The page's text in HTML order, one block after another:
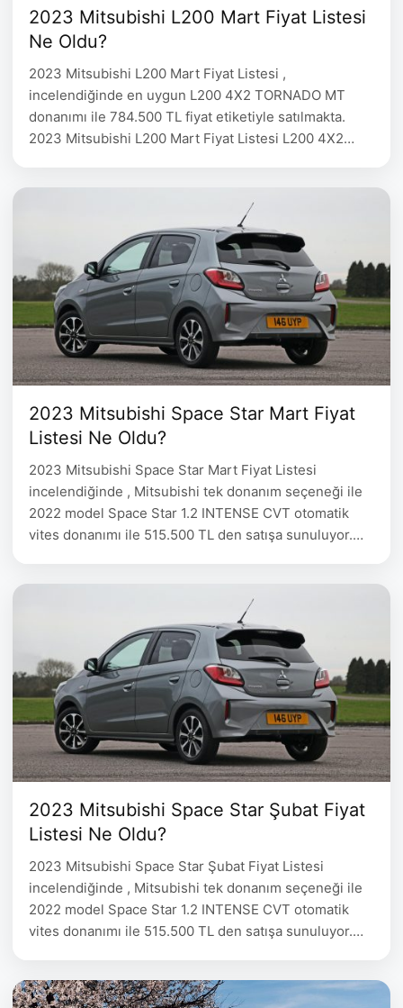
2023 Mitsubishi L200 Mart Fiyat Listesi
Ne Oldu?
2023 Mitsubishi L200 Mart Fiyat Listesi ,
incelendiğinde en uygun L200 4X2 TORNADO MT
donanımı ile 784.500 TL fiyat etiketiyle satılmakta.
2023 Mitsubishi L200 Mart Fiyat Listesi L200 4X2
2023 Mitsubishi Space Star Mart Fiyat
Listesi Ne Oldu?
2023 Mitsubishi Space Star Mart Fiyat Listesi
incelendiğinde , Mitsubishi tek donanım seçeneği ile
2022 model Space Star 1.2 INTENSE CVT otomatik
vites donanımı ile 515.500 TL den satışa sunuluyor.
Pack Donanımda Neler Var? (*) Ön Izgara (Kırmızı
2023 Mitsubishi Space Star Şubat Fiyat
Listesi Ne Oldu?
2023 Mitsubishi Space Star Şubat Fiyat Listesi
incelendiğinde , Mitsubishi tek donanım seçeneği ile
2022 model Space Star 1.2 INTENSE CVT otomatik
vites donanımı ile 515.500 TL den satışa sunuluyor.
Pack Donanımda Neler Var? (*) Ön Izgara (Kırmızı